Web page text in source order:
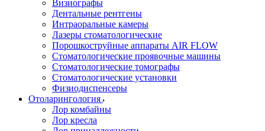
Визиографы
Дентальные рентгены
Интраоральные камеры
Лазеры стоматологические
Порошкоструйные аппараты AIR FLOW
Стоматологические проявочные машины
Стоматологические томографы
Стоматологические установки
Физиодиспенсеры
Отоларингология
Лор комбайны
Лор кресла